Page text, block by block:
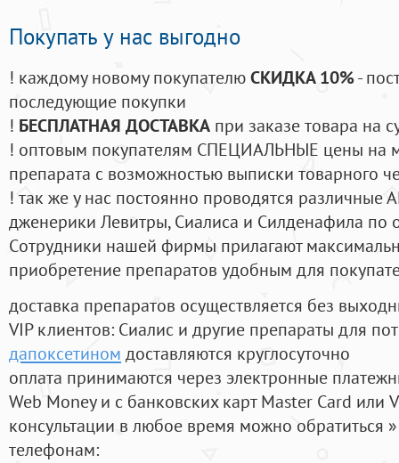
Покупать у нас выгодно
! каждому новому покупателюСКИДКА 10%-
последующие покупки
! БЕСПЛАТНАЯ ДОСТАВКА при заказе товара на
! оптовым покупателям СПЕЦИАЛЬНЫЕ цены на
препарата с возможностью выписки товарного
! так же у нас постоянно проводятся
дженерики Левитры, Сиалиса и Силденафила по
Cотрудники нашей фирмы прилагают
приобретение препаратов удобным для
доставка препаратов осуществляется без
VIP клиентов: Сиалис и другие препараты для
дапоксетином доставляются круглосуточно
оплата принимаются через электронные
Web Money и с банковских карт Master Card или
консультации в любое время можно обратиться
телефонам: